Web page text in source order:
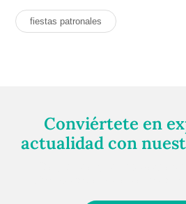
fiestas patronales
Conviértete en
actualidad con